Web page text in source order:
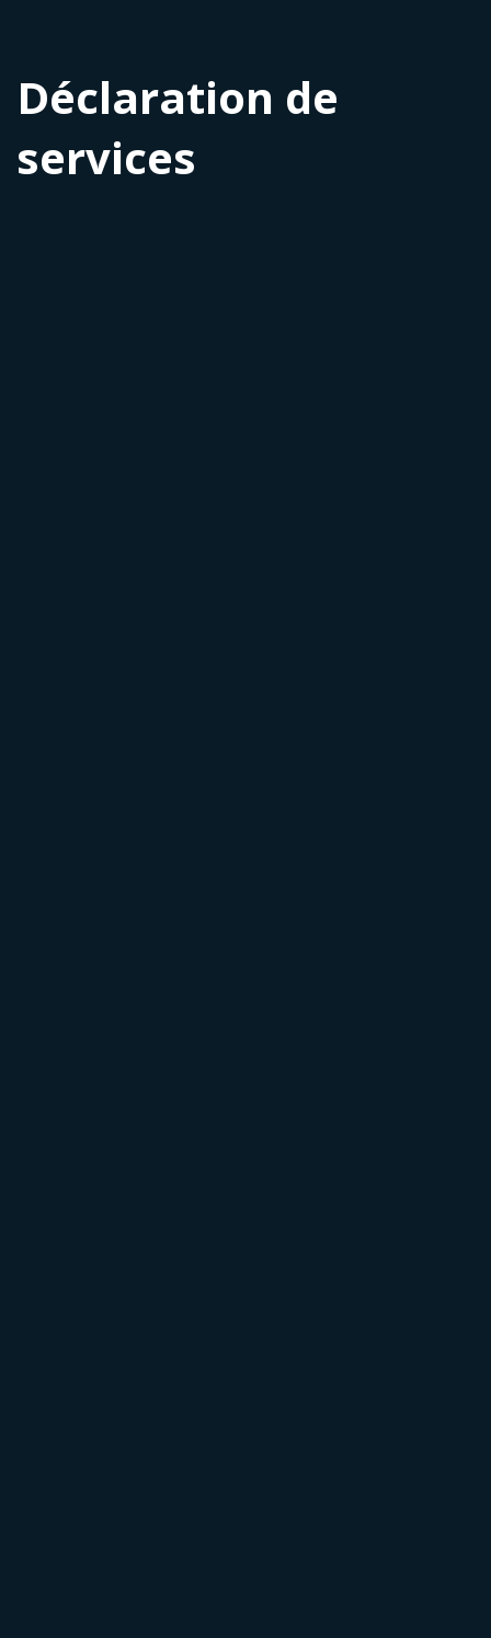
Déclaration de
services